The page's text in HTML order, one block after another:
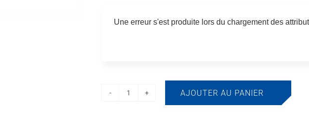
Une erreur s'est produite lors du chargement des
AJOUTER AU PANIER